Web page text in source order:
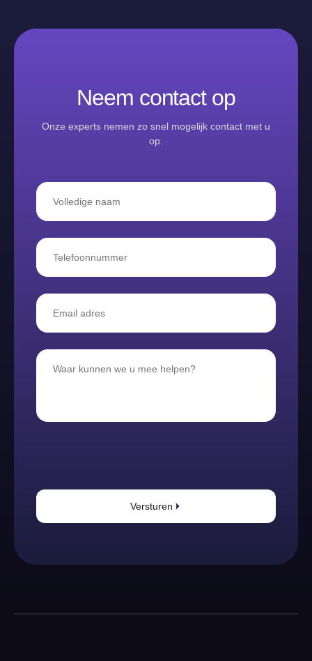
Neem contact op
Onze experts nemen zo snel mogelijk contact met u
op.
Versturen